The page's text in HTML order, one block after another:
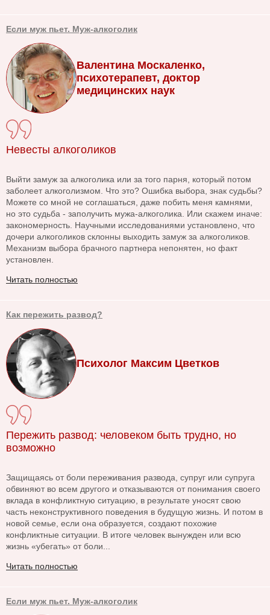
Если муж пьет. Муж-алкоголик
Валентина Москаленко,
психотерапевт, доктор
медицинских наук
Невесты алкоголиков
Выйти замуж за алкоголика или за того парня, который потом
заболеет алкоголизмом. Что это? Ошибка выбора, знак судьбы?
Можете со мной не соглашаться, даже побить меня камнями,
но это судьба - заполучить мужа-алкоголика. Или скажем иначе:
закономерность. Научными исследованиями установлено, что
дочери алкоголиков склонны выходить замуж за алкоголиков.
Механизм выбора брачного партнера непонятен, но факт
установлен.
Читать полностью
Как пережить развод?
Психолог Максим Цветков
Пережить развод: человеком быть трудно, но
возможно
Защищаясь от боли переживания развода, супруг или супруга
обвиняют во всем другого и отказываются от понимания своего
вклада в конфликтную ситуацию, в результате уносят свою
часть неконструктивного поведения в будущую жизнь. И потом в
новой семье, если она образуется, создают похожие
конфликтные ситуации. В итоге человек вынужден или всю
жизнь «убегать» от боли...
Читать полностью
Если муж пьет. Муж-алкоголик